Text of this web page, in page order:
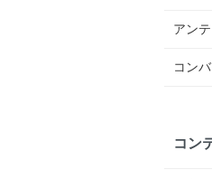
アン
コン
コン